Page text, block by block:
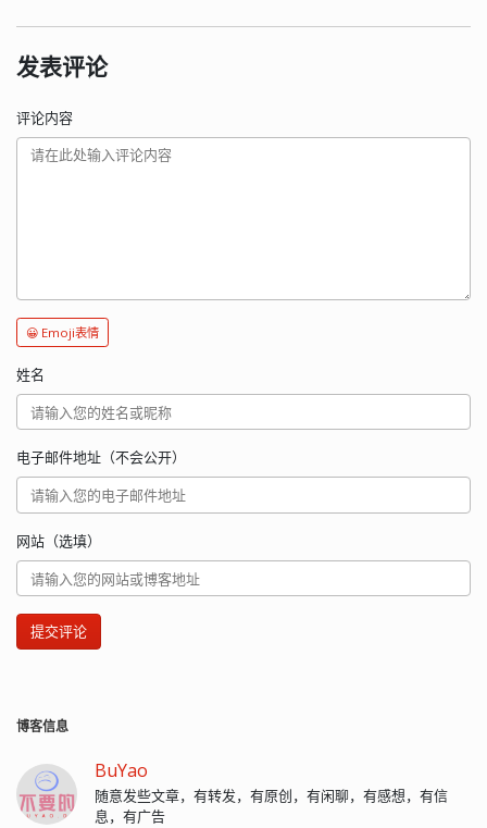
发表评论
评论内容
😀 Emoji表情
姓名
电子邮件地址（不会公开）
网站（选填）
提交评论
博客信息
BuYao
随意发些文章，有转发，有原创，有闲聊，有感想，有信
息，有广告